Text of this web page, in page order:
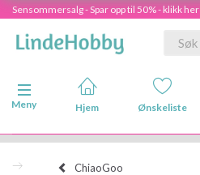
Sensommersalg - Spar opp til 50% - klikk her
Veksle navigasjon
Meny
Hjem Ønskeliste
ChiaoGoo